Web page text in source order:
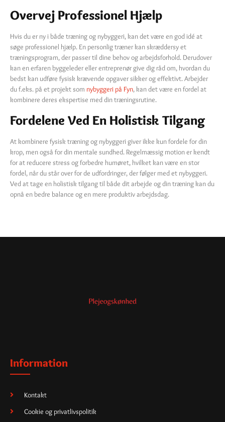
Overvej Professionel Hjælp
Hvis du er ny i både træning og nybyggeri, kan det være en god idé at
søge professionel hjælp. En personlig træner kan skræddersy et
træningsprogram, der passer til dine behov og arbejdsforhold. Derudover
kan en erfaren byggeleder eller entreprenør give dig råd om, hvordan du
bedst kan udføre fysisk krævende opgaver sikker og effektivt. Arbejder
du f.eks. på et projekt som nybyggeri på Fyn, kan det være en fordel at
kombinere deres ekspertise med din træningsrutine.
Fordelene Ved En Holistisk Tilgang
At kombinere fysisk træning og nybyggeri giver ikke kun fordele for din
krop, men også for din mentale sundhed. Regelmæssig motion er kendt
for at reducere stress og forbedre humøret, hvilket kan være en stor
fordel, når du står over for de udfordringer, der følger med et nybyggeri.
Ved at tage en holistisk tilgang til både dit arbejde og din træning kan du
opnå en bedre balance og en mere produktiv arbejdsdag.
Information
Kontakt
Cookie og privatlivspolitik